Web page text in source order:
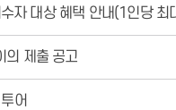
자 대상 혜택 안내(1인당 최
의 제출 공고
어